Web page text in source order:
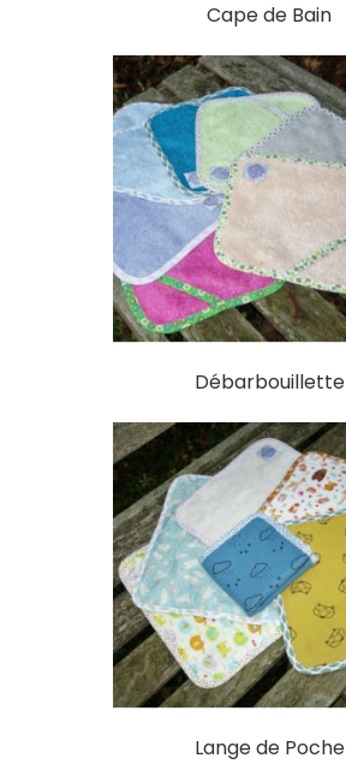
Cape de Bain
Débarbouillette
Lange de Poche